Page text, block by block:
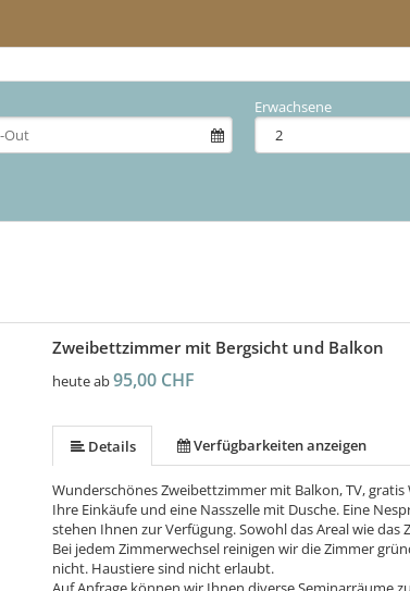
Erwachsene
Zweibettzimmer mit Bergsicht und Balkon
heute ab95,00 CHF
Details Verfügbarkeiten anzeigen
Wunderschönes Zweibettzimmer mit Balkon, TV,
Ihre Einkäufe und eine Nasszelle mit Dusche. Eine
stehen Ihnen zur Verfügung. Sowohl das Areal wie
Bei jedem Zimmerwechsel reinigen wir die Zimmer
nicht. Haustiere sind nicht erlaubt.